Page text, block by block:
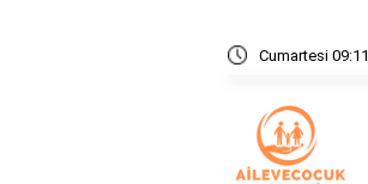
Cumartesi 09:11